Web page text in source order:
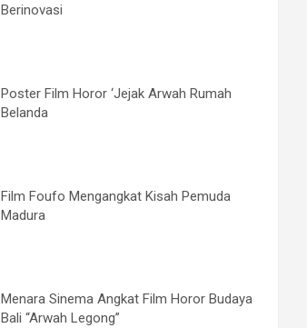
Berinovasi
Poster Film Horor ‘Jejak Arwah Rumah
Belanda
Film Foufo Mengangkat Kisah Pemuda
Madura
Menara Sinema Angkat Film Horor Budaya
Bali “Arwah Legong”